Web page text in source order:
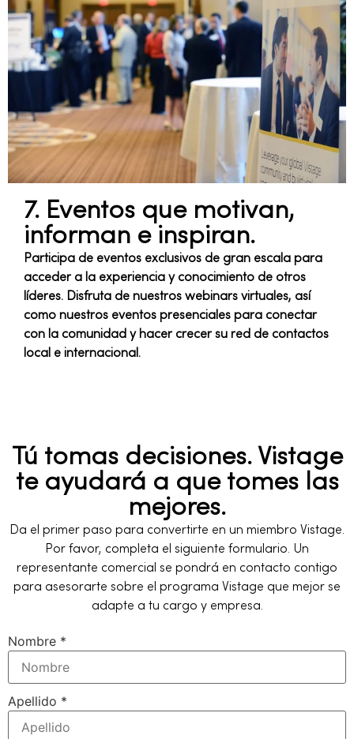
7. Eventos que motivan,
informan e inspiran.
Participa de eventos exclusivos de gran escala para
acceder a la experiencia y conocimiento de otros
líderes. Disfruta de nuestros webinars virtuales, así
como nuestros eventos presenciales para conectar
con la comunidad y hacer crecer su red de contactos
local e internacional.
Tú tomas decisiones. Vistage
te ayudará a que tomes las
mejores.
Da el primer paso para convertirte en un miembro Vistage.
Por favor, completa el siguiente formulario. Un
representante comercial se pondrá en contacto contigo
para asesorarte sobre el programa Vistage que mejor se
adapte a tu cargo y empresa.
Nombre *
Apellido *